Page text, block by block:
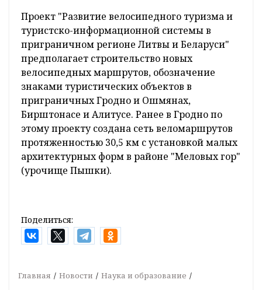
Проект "Развитие велосипедного туризма и
туристско-информационной системы в
приграничном регионе Литвы и Беларуси"
предполагает строительство новых
велосипедных маршрутов, обозначение
знаками туристических объектов в
приграничных Гродно и Ошмянах,
Бирштонасе и Алитусе. Ранее в Гродно по
этому проекту создана сеть веломаршрутов
протяженностью 30,5 км с установкой малых
архитектурных форм в районе "Меловых гор"
(урочище Пышки).
Поделиться:
Главная Новости Наука и образование